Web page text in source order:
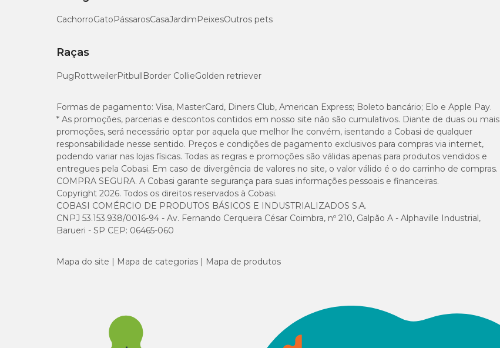
CachorroGatoPássarosCasaJardimPeixesOutros pets
Raças
PugRottweilerPitbullBorder CollieGolden retriever
Formas de pagamento: Visa, MasterCard, Diners Club, American Express; Boleto bancário; Elo e Apple Pay.
* As promoções, parcerias e descontos contidos em nosso site não são cumulativos. Diante de duas ou mais
promoções, será necessário optar por aquela que melhor lhe convém, isentando a Cobasi de qualquer
responsabilidade nesse sentido. Preços e condições de pagamento exclusivos para compras via internet,
podendo variar nas lojas físicas. Todas as regras e promoções são válidas apenas para produtos vendidos e
entregues pela Cobasi. Em caso de divergência de valores no site, o valor válido é o do carrinho de compras.
COMPRA SEGURA. A Cobasi garante segurança para suas informações pessoais e financeiras.
Copyright 2026. Todos os direitos reservados à Cobasi.
COBASI COMÉRCIO DE PRODUTOS BÁSICOS E INDUSTRIALIZADOS S.A.
CNPJ 53.153.938/0016-94 - Av. Fernando Cerqueira César Coimbra, nº 210, Galpão A - Alphaville Industrial,
Barueri - SP CEP: 06465-060
Mapa do site Mapa de categorias Mapa de produtos